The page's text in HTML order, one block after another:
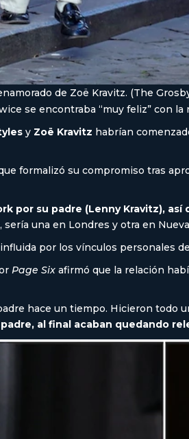
de Zoë Kravitz. (The
se encontraba “muy feliz” con la
y Zoë Kravitz habrían
formalizó su compromiso tras
por su padre (Lenny Kravitz),
una en Londres y otra en
por los vínculos personales
Page Six afirmó que la relación
hace un tiempo. Hicieron todo
al final acaban quedando